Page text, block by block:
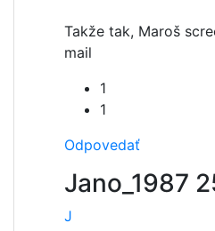
Takže tak, Maroš
mail
1
1
Odpovedať
Jano_1987
J